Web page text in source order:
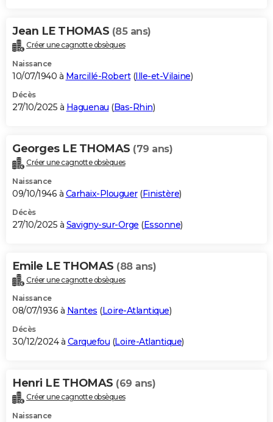
Bricolage
Lifestyle
Culture
Sport
Auto
Television
Voyage
Cinema
Jean LE THOMAS (85 ans)
Créer une cagnotte obsèques
Naissance
10/07/1940 à Marcillé-Robert(Ille-et-Vilaine)
Décès
27/10/2025 à Haguenau (Bas-Rhin)
Georges LE THOMAS (79 ans)
Créer une cagnotte obsèques
Naissance
09/10/1946 à Carhaix-Plouguer(Finistère)
Décès
27/10/2025 à Savigny-sur-Orge (Essonne)
Emile LE THOMAS (88 ans)
Créer une cagnotte obsèques
Naissance
08/07/1936 à Nantes (Loire-Atlantique)
Décès
30/12/2024 à Carquefou (Loire-Atlantique)
Henri LE THOMAS (69 ans)
Créer une cagnotte obsèques
Naissance